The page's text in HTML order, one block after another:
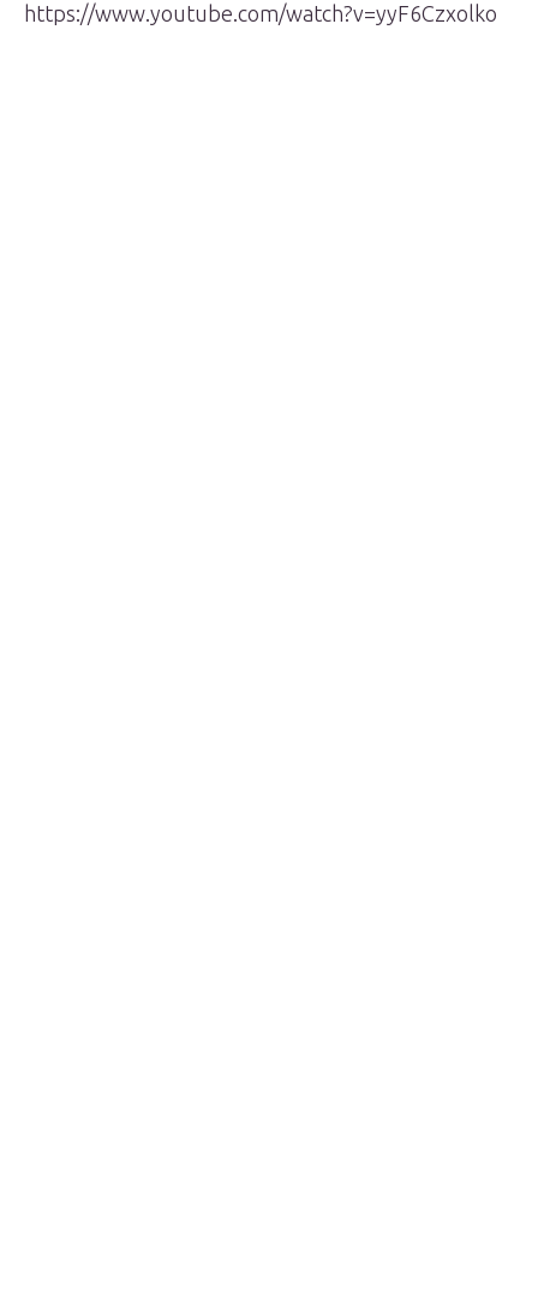
https://www.youtube.com/watch?v=yyF6Czxolko